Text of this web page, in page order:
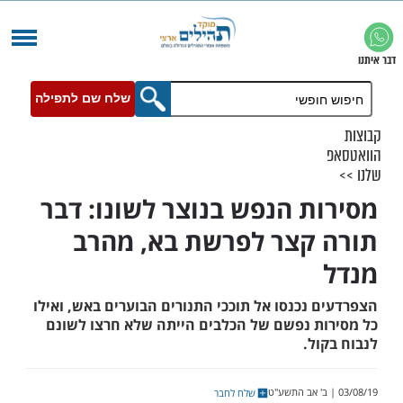
שלח שם לתפילה
הנפש בנוצר לשונו: דבר
קצר לפרשת בא, מהרב
נכנסו אל תוככי התנורים הבוערים באש, ואילו